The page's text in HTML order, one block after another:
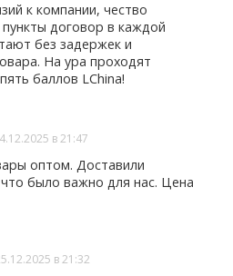
к компании, чество
договор в каждой
без задержек и
На ура проходят
баллов LChina!
в 21:47
оптом. Доставили
было важно для нас. Цена
в 21:32